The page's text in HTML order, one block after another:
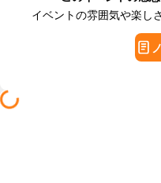
イベントの雰囲気や楽し